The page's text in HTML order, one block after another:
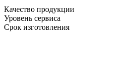
Качество продукции
Уровень сервиса
Срок изготовления